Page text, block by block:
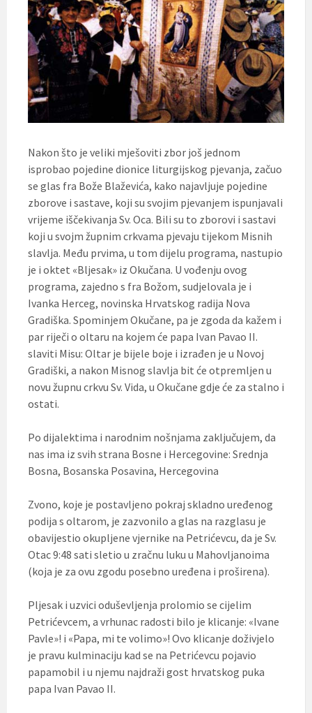
Nakon što je veliki mješoviti zbor još jednom
isprobao pojedine dionice liturgijskog pjevanja, začuo
se glas fra Bože Blaževića, kako najavljuje pojedine
zborove i sastave, koji su svojim pjevanjem ispunjavali
vrijeme iščekivanja Sv. Oca. Bili su to zborovi i sastavi
koji u svojm župnim crkvama pjevaju tijekom Misnih
slavlja. Među prvima, u tom dijelu programa, nastupio
je i oktet «Bljesak» iz Okučana. U vođenju ovog
programa, zajedno s fra Božom, sudjelovala je i
Ivanka Herceg, novinska Hrvatskog radija Nova
Gradiška. Spominjem Okučane, pa je zgoda da kažem i
par riječi o oltaru na kojem će papa Ivan Pavao II.
slaviti Misu: Oltar je bijele boje i izrađen je u Novoj
Gradiški, a nakon Misnog slavlja bit će otpremljen u
novu župnu crkvu Sv. Vida, u Okučane gdje će za stalno i
ostati.
Po dijalektima i narodnim nošnjama zaključujem, da
nas ima iz svih strana Bosne i Hercegovine: Srednja
Bosna, Bosanska Posavina, Hercegovina
Zvono, koje je postavljeno pokraj skladno uređenog
podija s oltarom, je zazvonilo a glas na razglasu je
obavijestio okupljene vjernike na Petrićevcu, da je Sv.
Otac 9:48 sati sletio u zračnu luku u Mahovljanoima
(koja je za ovu zgodu posebno uređena i proširena).
Pljesak i uzvici oduševljenja prolomio se cijelim
Petrićevcem, a vrhunac radosti bilo je klicanje: «Ivane
Pavle»! i «Papa, mi te volimo»! Ovo klicanje doživjelo
je pravu kulminaciju kad se na Petrićevcu pojavio
papamobil i u njemu najdraži gost hrvatskog puka
papa Ivan Pavao II.